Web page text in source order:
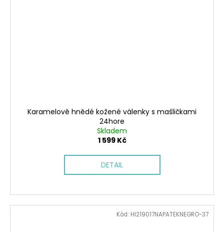
Karamelově hnědé kožené válenky s mašličkami
24hore
Skladem
1 599 Kč
DETAIL
Kód: HI219017NAPATEKNEGRO-37